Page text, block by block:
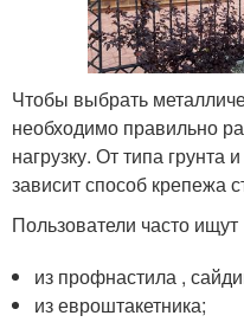
Чтобы выбрать
необходимо правильно
нагрузку. От типа грунта
зависит способ крепежа
Пользователи часто ищут
из профнастила ,
из евроштакетника;